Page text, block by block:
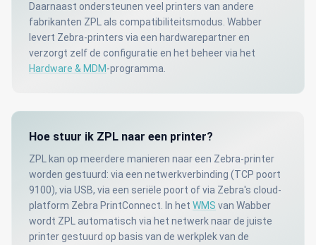
Daarnaast ondersteunen veel printers van andere
fabrikanten ZPL als compatibiliteitsmodus. Wabber
levert Zebra-printers via een hardwarepartner en
verzorgt zelf de configuratie en het beheer via het
Hardware & MDM-programma.
Hoe stuur ik ZPL naar een printer?
ZPL kan op meerdere manieren naar een Zebra-printer
worden gestuurd: via een netwerkverbinding (TCP poort
9100), via USB, via een seriële poort of via Zebra's cloud-
platform Zebra PrintConnect. In het WMS van Wabber
wordt ZPL automatisch via het netwerk naar de juiste
printer gestuurd op basis van de werkplek van de